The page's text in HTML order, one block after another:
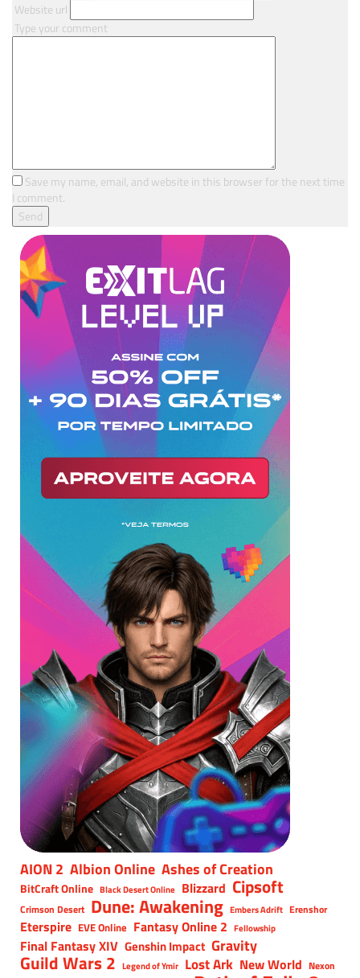
Website url
Type your comment
Save my name, email, and website in this browser for the next time
I comment.
AION 2 Albion Online Ashes of Creation
BitCraft Online Black Desert Online Blizzard Cipsoft
Crimson Desert Dune: Awakening Embers Adrift Erenshor
Eterspire EVE Online Fantasy Online 2 Fellowship
Final Fantasy XIV Genshin Impact Gravity
Guild Wars 2 Legend of Ymir Lost Ark New World Nexon